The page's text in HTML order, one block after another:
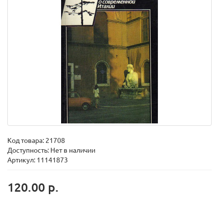
Код товара: 21708
Доступность: Нет в наличии
Артикул: 11141873
120.00 р.